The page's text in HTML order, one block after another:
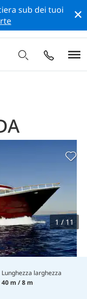
sub dei tuoi
1 / 11
Lunghezza larghezza
40 m / 8 m